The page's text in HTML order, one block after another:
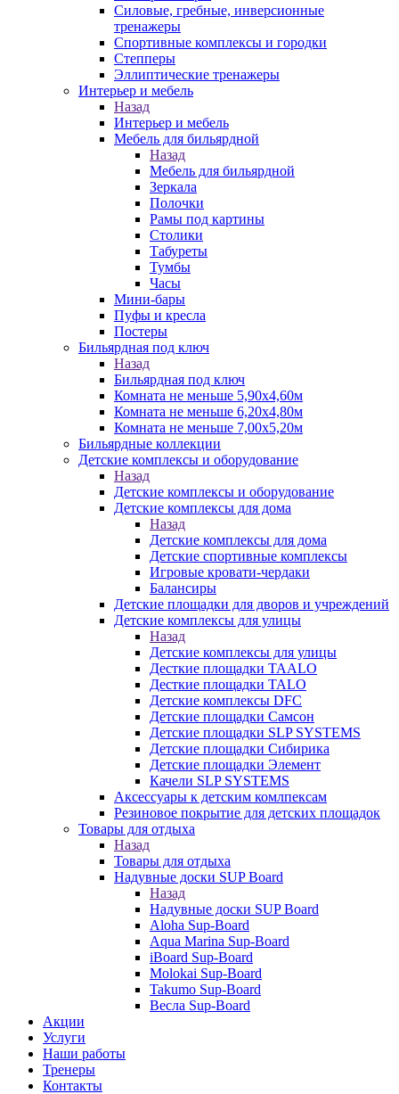
Силовые, гребные, инверсионные
тренажеры
Спортивные комплексы и городки
Степперы
Эллиптические тренажеры
Интерьер и мебель
Назад
Интерьер и мебель
Мебель для бильярдной
Назад
Мебель для бильярдной
Зеркала
Полочки
Рамы под картины
Столики
Табуреты
Тумбы
Часы
Мини-бары
Пуфы и кресла
Постеры
Бильярдная под ключ
Назад
Бильярдная под ключ
Комната не меньше 5,90х4,60м
Комната не меньше 6,20х4,80м
Комната не меньше 7,00х5,20м
Бильярдные коллекции
Детские комплексы и оборудование
Назад
Детские комплексы и оборудование
Детские комплексы для дома
Назад
Детские комплексы для дома
Детские спортивные комплексы
Игровые кровати-чердаки
Балансиры
Детские площадки для дворов и учреждений
Детские комплексы для улицы
Назад
Детские комплексы для улицы
Десткие площадки TAALO
Десткие площадки TALO
Детские комплексы DFC
Детские площадки Самсон
Детские площадки SLP SYSTEMS
Детские площадки Сибирика
Детские площадки Элемент
Качели SLP SYSTEMS
Аксессуары к детским комлпексам
Резиновое покрытие для детских площадок
Товары для отдыха
Назад
Товары для отдыха
Надувные доски SUP Board
Назад
Надувные доски SUP Board
Aloha Sup-Board
Aqua Marina Sup-Board
iBoard Sup-Board
Molokai Sup-Board
Takumo Sup-Board
Весла Sup-Board
Акции
Услуги
Наши работы
Тренеры
Контакты